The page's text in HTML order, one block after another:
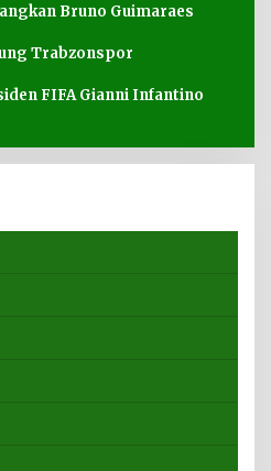
Bruno Guimaraes
Trabzonspor
FIFA Gianni Infantino